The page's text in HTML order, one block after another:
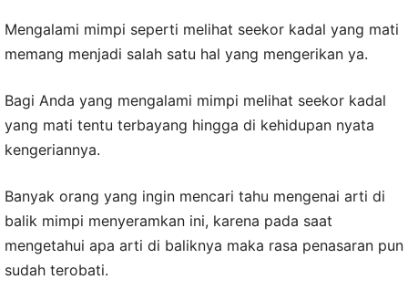
Mengalami mimpi seperti melihat seekor kadal yang mati
memang menjadi salah satu hal yang mengerikan ya.
Bagi Anda yang mengalami mimpi melihat seekor kadal
yang mati tentu terbayang hingga di kehidupan nyata
kengeriannya.
Banyak orang yang ingin mencari tahu mengenai arti di
balik mimpi menyeramkan ini, karena pada saat
mengetahui apa arti di baliknya maka rasa penasaran pun
sudah terobati.